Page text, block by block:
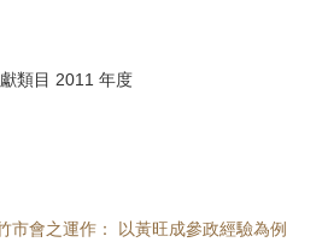
類目 2011 年度
市會之運作： 以黃旺成參政經驗為例